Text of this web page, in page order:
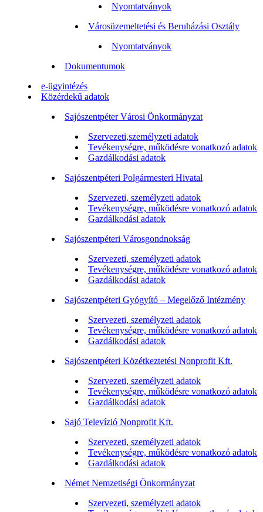
Nyomtatványok
Városüzemeltetési és Beruházási Osztály
Nyomtatványok
Dokumentumok
e-ügyintézés
Közérdekű adatok
Sajószentpéter Városi Önkormányzat
Szervezeti,személyzeti adatok
Tevékenységre, működésre vonatkozó adatok
Gazdálkodási adatok
Sajószentpéteri Polgármesteri Hivatal
Szervezeti, személyzeti adatok
Tevékenységre, működésre vonatkozó adatok
Gazdálkodási adatok
Sajószentpéteri Városgondnokság
Szervezeti, személyzeti adatok
Tevékenységre, működésre vonatkozó adatok
Gazdálkodási adatok
Sajószentpéteri Gyógyító – Megelőző Intézmény
Szervezeti, személyzeti adatok
Tevékenységre, működésre vonatkozó adatok
Gazdálkodási adatok
Sajószentpéteri Közétkeztetési Nonprofit Kft.
Szervezeti, személyzeti adatok
Tevékenységre, működésre vonatkozó adatok
Gazdálkodási adatok
Sajó Televízió Nonprofit Kft.
Szervezeti, személyzeti adatok
Tevékenységre, működésre vonatkozó adatok
Gazdálkodási adatok
Német Nemzetiségi Önkormányzat
Szervezeti, személyzeti adatok